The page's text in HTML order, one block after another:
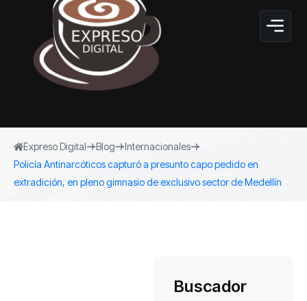
Expreso Digital Blog
Internacionales
Policía Antinarcóticos capturó a presunto capo pedido en
extradición, en pleno gimnasio de exclusivo sector de Medellín
Buscador